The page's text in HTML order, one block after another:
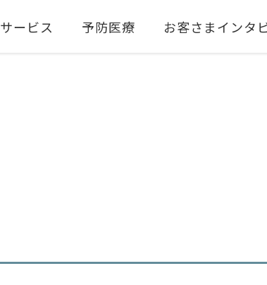
サービス 予防医療 お客さまインタ